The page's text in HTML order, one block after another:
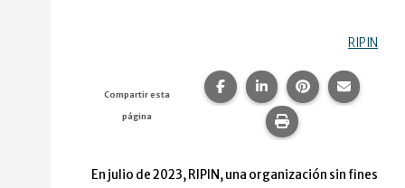
RIPIN
Compartir esta
página
Compartir esta página en
Compartir esta
Compartir
Imprime esta
En julio de 2023, RIPIN, una organización sin fines